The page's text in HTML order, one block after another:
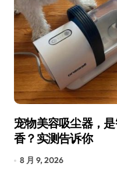
宠物美容吸尘器，
香？实测告诉你
8 月 9, 2026